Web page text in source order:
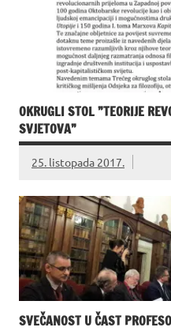
OKRUGLI STOL ”TEORIJE
SVJETOVA”
25. listopada 2017.
SVEČANOST U ČAST